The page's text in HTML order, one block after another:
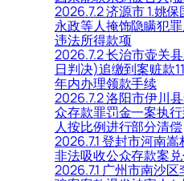
2026.7.2 济源市 1.姚
永政等人掩饰隐瞒犯
违法所得款项
2026.7.2 长治市壶关
日判决)追缴到案赃款
年内办理领款手续
2026.7.2 洛阳市伊川
众存款罪罚金一案执
人按比例进行部分清偿
2026.7.1 登封市河南
非法吸收公众存款案
2026.7.1 广州市南沙